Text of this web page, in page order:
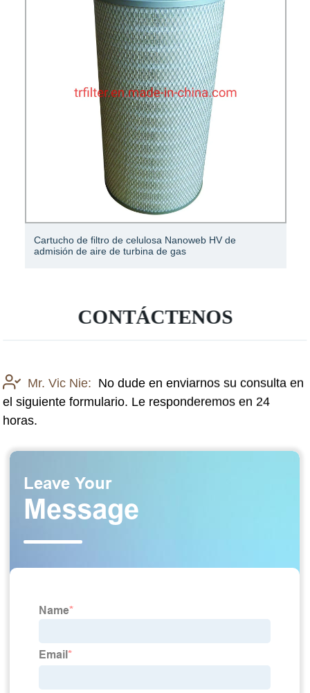
Cartucho de filtro de celulosa Nanoweb HV de
admisión de aire de turbina de gas
CONTÁCTENOS
Mr. Vic Nie: No dude en enviarnos su consulta en
el siguiente formulario. Le responderemos en 24
horas.